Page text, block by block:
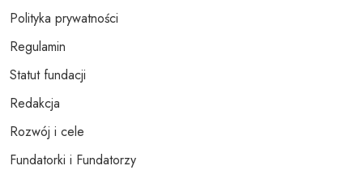
Polityka prywatności
Regulamin
Statut fundacji
Redakcja
Rozwój i cele
Fundatorki i Fundatorzy